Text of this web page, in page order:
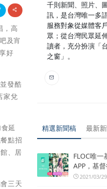
，高
及宵
好
發酷
家兌
延
點招
、居
三天
千則新聞、照片、
訊，是台灣唯一多
服務對象從媒體客
眾；從台灣民眾延
讀者，充分扮演「
之窗」。
精選新聞稿 最新
FLOC唯一
APP，基
2021/03/29